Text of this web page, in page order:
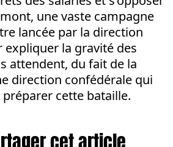
une vaste campagne
lancée par la direction
la gravité des
attendent, du fait de la
direction confédérale qui
cette bataille.